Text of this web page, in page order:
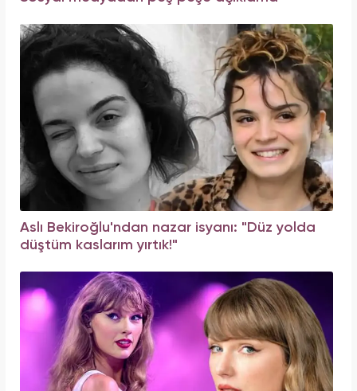
Aslı Bekiroğlu'ndan nazar isyanı: "Düz yolda
düştüm kaslarım yırtık!"